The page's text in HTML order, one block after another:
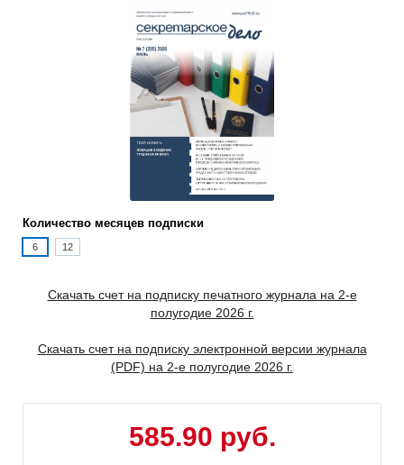
Количество месяцев подписки
6 12
Скачать счет на подписку печатного журнала на 2-е
полугодие 2026 г.
Скачать счет на подписку электронной версии журнала
(PDF) на 2-е полугодие 2026 г.
585.90 руб.